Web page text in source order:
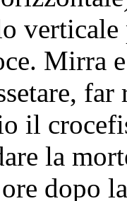
Mirra
far
il
la
dopo